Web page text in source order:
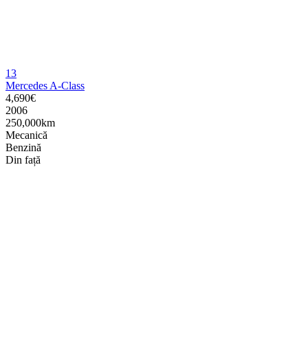
13
Mercedes A-Class
4,690€
2006
250,000km
Mecanică
Benzină
Din față